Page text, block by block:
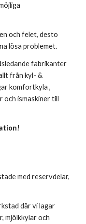
och felet, desto
lösa problemet.
fabrikanter
från kyl- &
komfortkyla ,
och ismaskiner till
med reservdelar,
där vi lagar
mjölkkylar och